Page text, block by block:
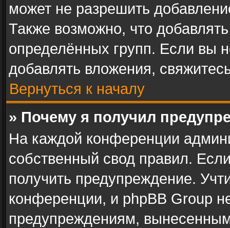
может не разрешить
Также возможно, что
определённых групп. Если вы
добавлять вложения,
Вернуться к началу
» Почему я получил
На каждой конференции
собственный свод правил.
получить предупреждение.
конференции, и phpBB Group
предупреждениям,